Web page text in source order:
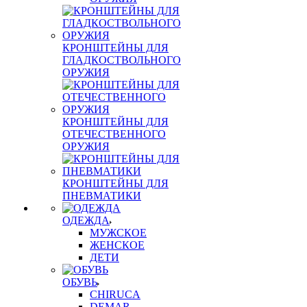
КРОНШТЕЙНЫ ДЛЯ
ГЛАДКОСТВОЛЬНОГО
ОРУЖИЯ
КРОНШТЕЙНЫ ДЛЯ
ОТЕЧЕСТВЕННОГО
ОРУЖИЯ
КРОНШТЕЙНЫ ДЛЯ
ПНЕВМАТИКИ
ОДЕЖДА
МУЖСКОЕ
ЖЕНСКОЕ
ДЕТИ
ОБУВЬ
CHIRUCA